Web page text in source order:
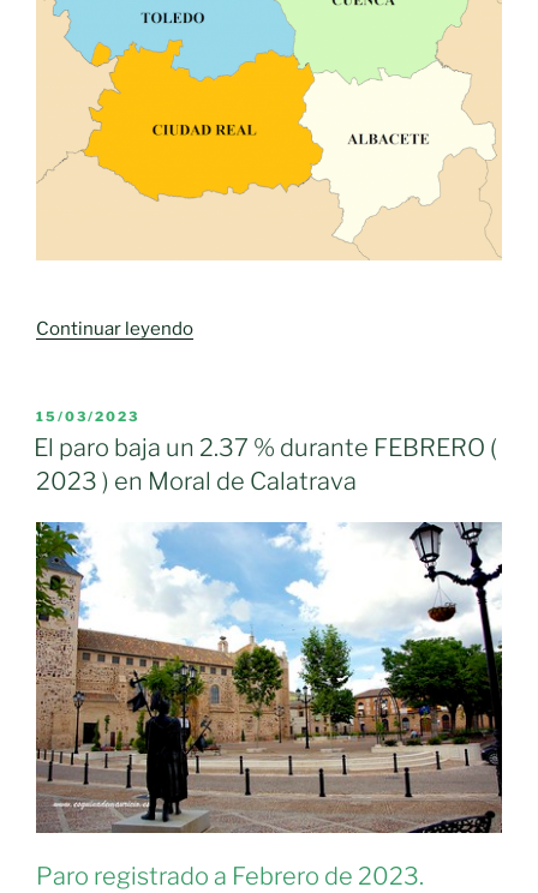
Continuar leyendo«Castilla-
el
nivel
bajo
paro
en
los
últimos
15
años»
PUBLICADO
EL
15/03/2023
El paro baja un 2.37 % durante FEBRERO (
2023 ) en Moral de Calatrava
Paro registrado a Febrero de 2023.